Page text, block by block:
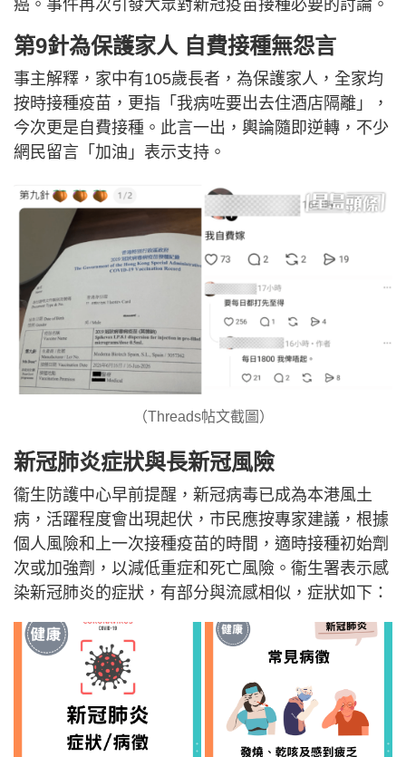
癌。事件再次引發大眾對新冠疫苗接種必要的討論。
第9針為保護家人 自費接種無怨言
事主解釋，家中有105歲長者，為保護家人，全家均
按時接種疫苗，更指「我病咗要出去住酒店隔離」，
今次更是自費接種。此言一出，輿論隨即逆轉，不少
網民留言「加油」表示支持。
（Threads帖文截圖）
新冠肺炎症狀與長新冠風險
衞生防護中心早前提醒，新冠病毒已成為本港風土
病，活躍程度會出現起伏，市民應按專家建議，根據
個人風險和上一次接種疫苗的時間，適時接種初始劑
次或加強劑，以減低重症和死亡風險。衞生署表示感
染新冠肺炎的症狀，有部分與流感相似，症狀如下：